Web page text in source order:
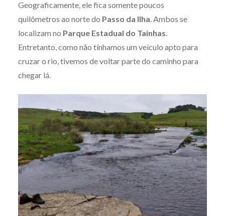
Geograficamente, ele fica somente poucos
quilômetros ao norte do Passo da Ilha. Ambos se
localizam no Parque Estadual do Tainhas.
Entretanto, como não tínhamos um veículo apto para
cruzar o rio, tivemos de voltar parte do caminho para
chegar lá.